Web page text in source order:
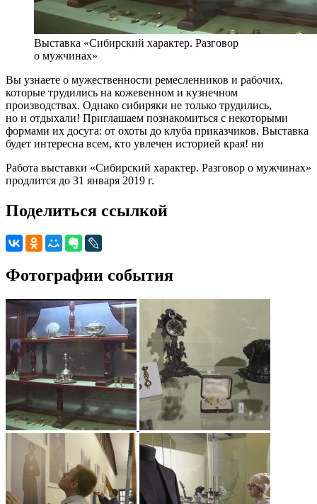
Выставка «Сибирский характер. Разговор
о мужчинах»
Вы узнаете о мужественности ремесленников и рабочих,
которые трудились на кожевенном и кузнечном
производствах. Однако сибиряки не только трудились,
но и отдыхали! Приглашаем познакомиться с некоторыми
формами их досуга: от охоты до клуба приказчиков. Выставка
будет интересна всем, кто увлечен историей края! ни
Работа выставки «Сибирский характер. Разговор о мужчинах»
продлится до 31 января 2019 г.
Поделиться ссылкой
Фотографии события